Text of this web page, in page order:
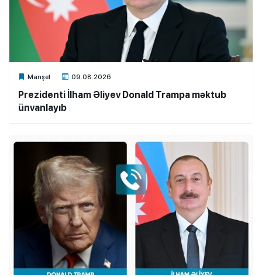
Manşet 09.08.2026
Xalq.Online
Prezidenti İlham Əliyev Donald Trampa məktub
ünvanlayıb